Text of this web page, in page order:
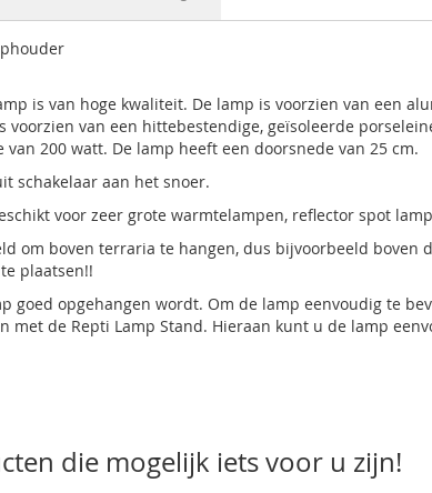
is van hoge kwaliteit. De lamp is voorzien van een
voorzien van een hittebestendige, geïsoleerde
200 watt. De lamp heeft een doorsnede van 25 cm.
schakelaar aan het snoer.
voor zeer grote warmtelampen, reflector spot
om boven terraria te hangen, dus bijvoorbeeld boven
plaatsen!!
goed opgehangen wordt. Om de lamp eenvoudig te
met de Repti Lamp Stand. Hieraan kunt u de lamp
die mogelijk iets voor u zijn!